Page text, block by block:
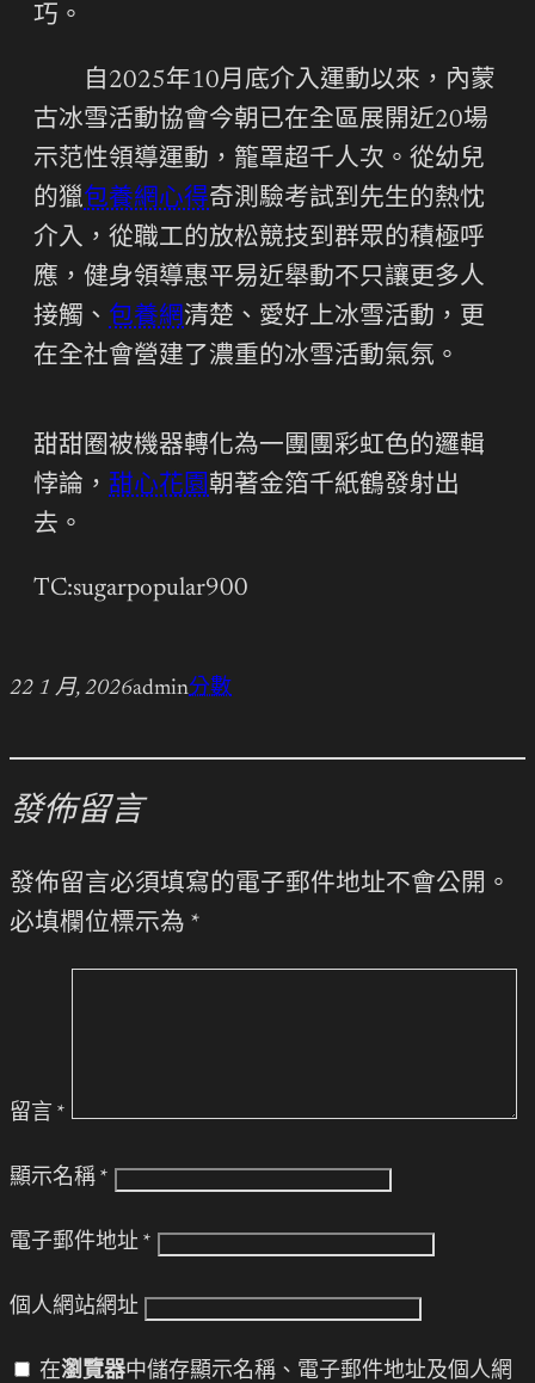
巧。
自2025年10月底介入運動以來，內蒙
古冰雪活動協會今朝已在全區展開近20場
示范性領導運動，籠罩超千人次。從幼兒
的獵包養網心得奇測驗考試到先生的熱忱
介入，從職工的放松競技到群眾的積極呼
應，健身領導惠平易近舉動不只讓更多人
接觸、 包養網清楚、愛好上冰雪活動，更
在全社會營建了濃重的冰雪活動氣氛。
甜甜圈被機器轉化為一團團彩虹色的邏輯
悖論， 甜心花園朝著金箔千紙鶴發射出
去。
TC:sugarpopular900
22 1 月, 2026admin分數
發佈留言
發佈留言必須填寫的電子郵件地址不會公開。
必填欄位標示為 *
留言 *
顯示名稱 *
電子郵件地址 *
個人網站網址
在瀏覽器中儲存顯示名稱、電子郵件地址及個人網